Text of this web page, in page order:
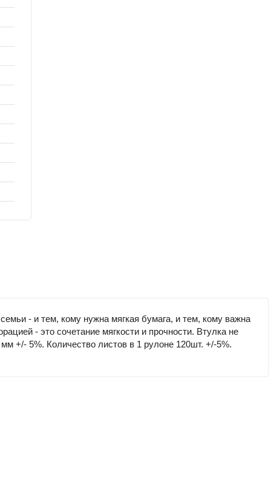
- и тем, кому нужна мягкая бумага, и тем, кому важна
- это сочетание мягкости и прочности. Втулка не
+/- 5%. Количество листов в 1 рулоне 120шт. +/-5%.